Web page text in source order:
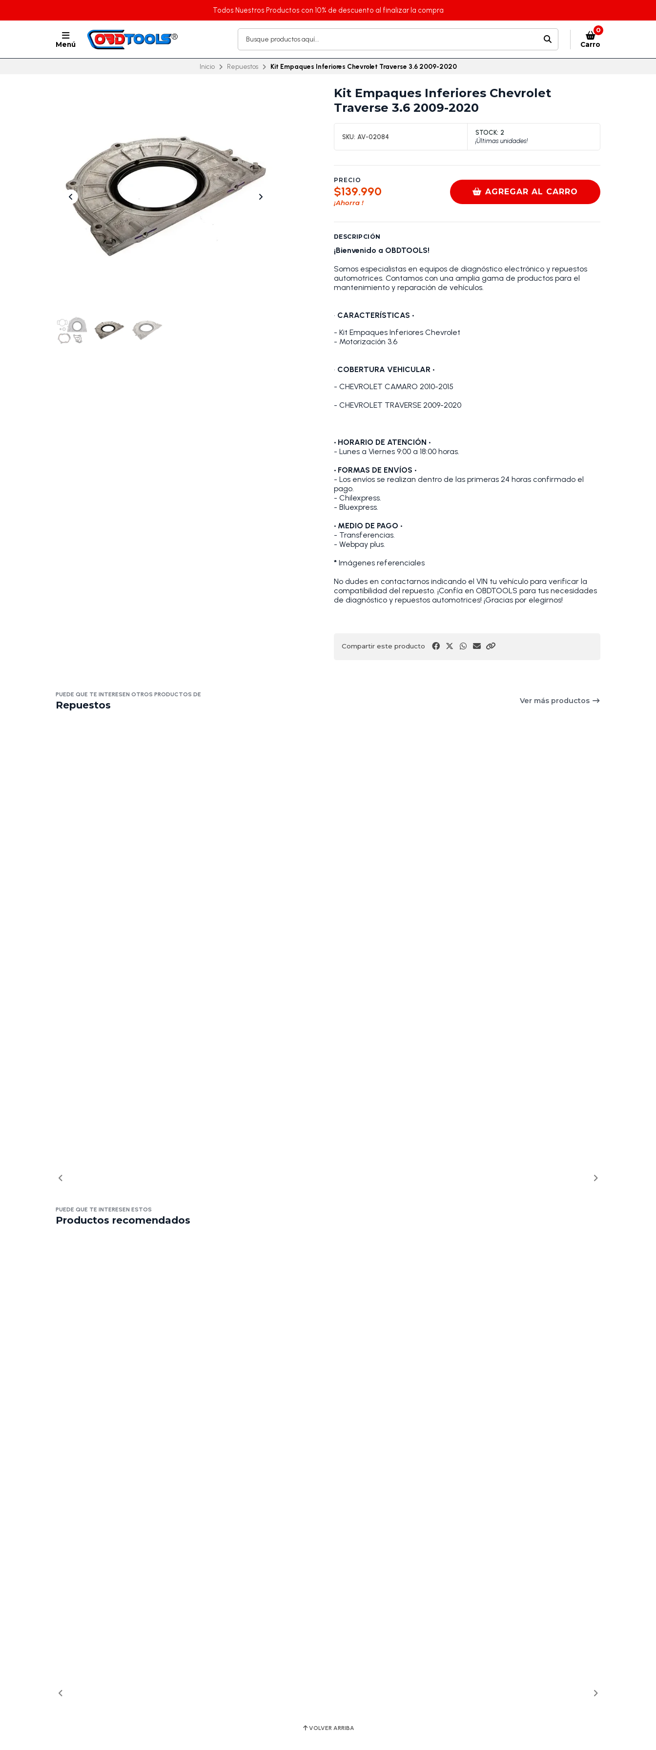
Todos Nuestros Productos con 10% de descuento al finalizar la compra
Menú
0
Carro
Inicio Repuestos Kit Empaques Inferiores Chevrolet Traverse 3.6 2009-2020
Kit Empaques Inferiores Chevrolet
Traverse 3.6 2009-2020
SKU: AV-02084
STOCK: 2
¡Últimas unidades!
PRECIO
$139.990
¡Ahorra !
AGREGAR AL CARRO
DESCRIPCIÓN
¡Bienvenido a OBDTOOLS!
Somos especialistas en equipos de diagnóstico electrónico y repuestos
automotrices. Contamos con una amplia gama de productos para el
mantenimiento y reparación de vehículos.
• CARACTERÍSTICAS •
- Kit Empaques Inferiores Chevrolet
- Motorización 3.6
• COBERTURA VEHICULAR •
- CHEVROLET CAMARO 2010-2015
- CHEVROLET TRAVERSE 2009-2020
• HORARIO DE ATENCIÓN •
- Lunes a Viernes 9:00 a 18:00 horas.
• FORMAS DE ENVÍOS •
- Los envíos se realizan dentro de las primeras 24 horas confirmado el
pago.
- Chilexpress.
- Bluexpress.
• MEDIO DE PAGO •
- Transferencias.
- Webpay plus.
* Imágenes referenciales
No dudes en contactarnos indicando el VIN tu vehículo para verificar la
compatibilidad del repuesto. ¡Confía en OBDTOOLS para tus necesidades
de diagnóstico y repuestos automotrices! ¡Gracias por elegirnos!
Compartir este producto
PUEDE QUE TE INTERESEN OTROS PRODUCTOS DE
Repuestos Ver más productos
PUEDE QUE TE INTERESEN ESTOS
Productos recomendados
VOLVER ARRIBA